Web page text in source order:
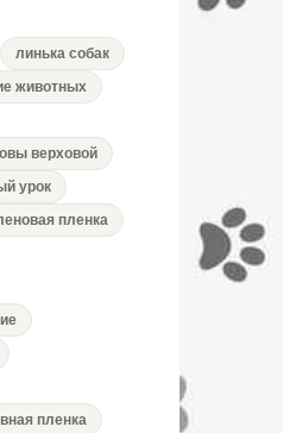
линька собак
животных
верховой
урок
пленка
пленка